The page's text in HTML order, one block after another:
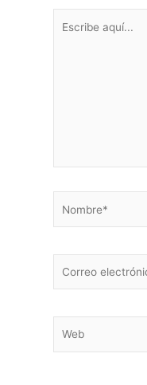
aquí...
electrónico*